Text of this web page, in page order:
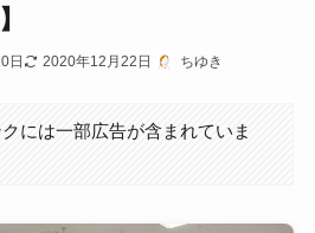
日 2020年12月22日 ちゆき
には一部広告が含まれていま